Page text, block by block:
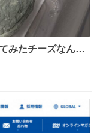
みたチーズなんだ
見た目だな